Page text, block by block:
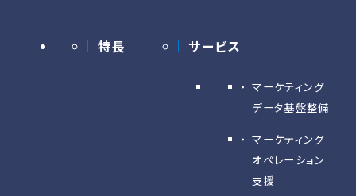
特長 サービス
マーケティング
データ基盤整備
マーケティング
オペレーション
支援